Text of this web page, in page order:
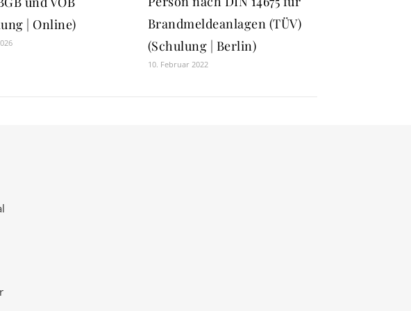
| Online)
Brandmeldeanlagen (TÜV)
(Schulung | Berlin)
10. Februar 2022